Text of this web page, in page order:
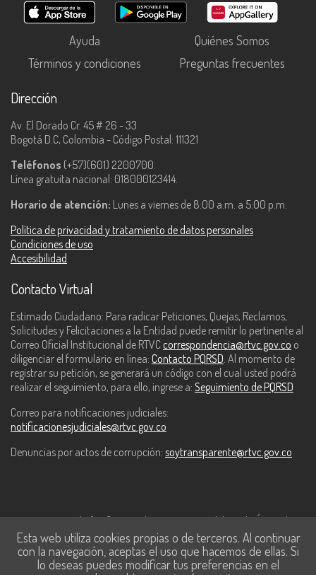
Ayuda
Quiénes Somos
Términos y condiciones
Preguntas frecuentes
Dirección
Av. El Dorado Cr. 45 # 26 - 33
Bogotá D.C, Colombia - Código Postal: 111321
Teléfonos (+57)(601) 2200700.
Línea gratuita nacional: 018000123414.
Horario de atención: Lunes a viernes de 8:00 a.m. a 5:00 p.m.
Política de privacidad y tratamiento de datos personales
Condiciones de uso
Accesibilidad
Contacto Virtual
Estimado Ciudadano: Para radicar Peticiones, Quejas, Reclamos,
Solicitudes y Felicitaciones a la Entidad puede remitir lo pertinente al
Correo Oficial Institucional de RTVC correspondencia@rtvc.gov.co o
diligenciar el formulario en línea: Contacto PQRSD. Al momento de
registrar su petición, se generará un código con el cual usted podrá
realizar el seguimiento, para ello, ingrese a: Seguimiento de PQRSD
Correo para notificaciones judiciales:
notificacionesjudiciales@rtvc.gov.co
Denuncias por actos de corrupción: soytransparente@rtvc.gov.co
Este contenido fue financiado con recursos del Fondo Único de
Tecnologías de la Información y las Comunicaciones de MinTic.
Esta web utiliza cookies propias o de terceros. Al continuar
con la navegación, aceptas el uso que hacemos de ellas. Si
lo deseas puedes modificar tus preferencias en el